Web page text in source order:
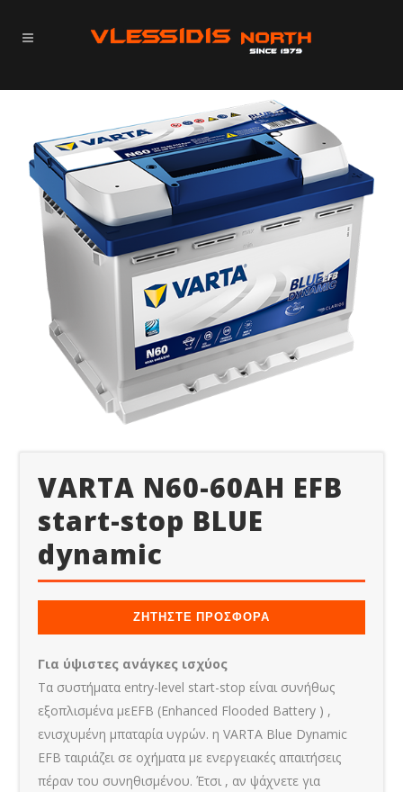
VARTA N60-60AH EFB
start-stop BLUE
dynamic
ΖΗΤΗΣΤΕ ΠΡΟΣΦΟΡΑ
Για ύψιστες ανάγκες ισχύος
Τα συστήματα entry-level start-stop είναι συνήθως
εξοπλισμένα μεEFB (Enhanced Flooded Battery ) ,
ενισχυμένη μπαταρία υγρών. η VARTA Blue Dynamic
EFB ταιριάζει σε οχήματα με ενεργειακές απαιτήσεις
πέραν του συνηθισμένου. Έτσι , αν ψάχνετε για